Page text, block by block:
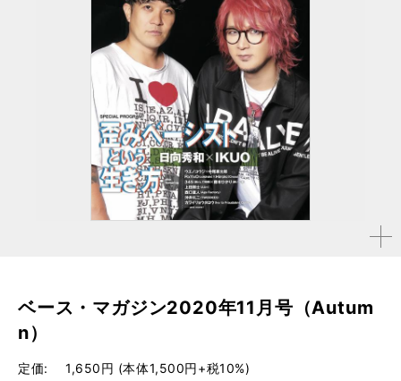
拡大す
ベース・マガジン2020年11月号（Autum
n）
定価
1,650円 (本体1,500円+税10%)